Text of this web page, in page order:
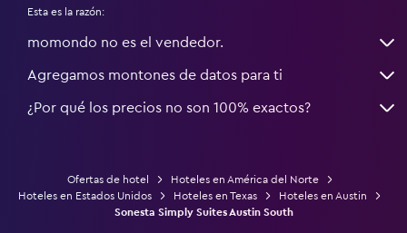
Esta es la razón:
momondo no es el vendedor.
Agregamos montones de datos para ti
¿Por qué los precios no son 100% exactos?
Ofertas de hotel
Hoteles en América del Norte
Hoteles en Estados Unidos
Hoteles en Texas
Hoteles en Austin
Sonesta Simply Suites Austin South